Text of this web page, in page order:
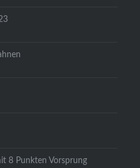
8 Punkten Vorsprung